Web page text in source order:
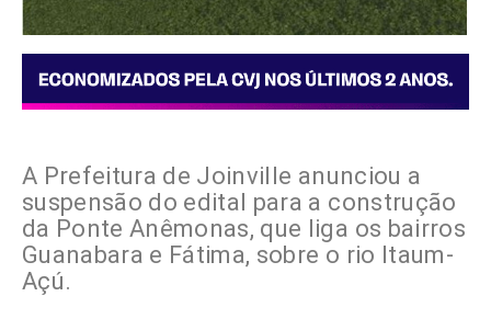
A Prefeitura de Joinville anunciou a
suspensão do edital para a construção
da Ponte Anêmonas, que liga os bairros
Guanabara e Fátima, sobre o rio Itaum-
Açú.